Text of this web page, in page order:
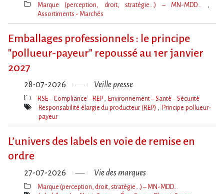
Thèmes(s)
Marque (perception, droit, stratégie…) – MN-MDD…
Assortiments - Marchés
Emballages professionnels : le principe
"pollueur-payeur" repoussé au 1er janvier
2027
28-07-2026 Veille presse
Thèmes(s)
RSE – Compliance – REP Environnement – Santé – Sécurité
Mot(s)-
Responsabilité élargie du producteur (REP)
Principe pollueur-
payeur
L’univers des labels en voie de remise en
ordre
27-07-2026 Vie des marques
Marque (perception, droit, stratégie…) – MN-MDD…